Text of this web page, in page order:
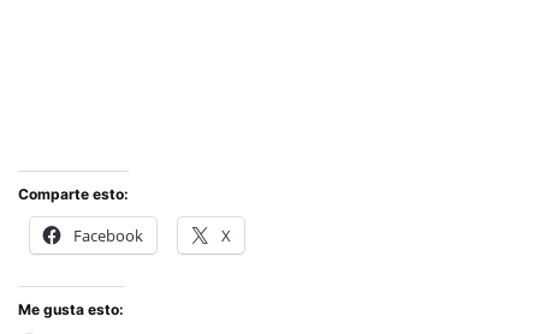
Comparte esto:
Facebook X
Me gusta esto: